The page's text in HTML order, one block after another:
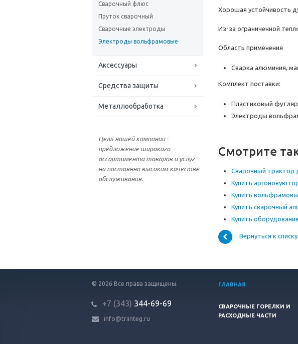
Сварочный флюс
Пруток сварочный
Сварочные электроды
Электроды вольфрамовые
Аксессуары
Средства защиты
Металлообработка
Цель нашей компании -
предложение широкого
ассортимента товаров и услуг
на постоянно высоком качестве
обслуживания.
Хорошая устойчивость
Из-за ограниченной
Область применения
Сварка алюминия,
Комплект поставки:
Пластиковый
Электроды
Смотрите
Сварочный трактор
Купить аргоновую
Купить
Купить сварочный
Купить
Вернуться к списку
© 2026 Все права защищены.
+7 (343) 344-69-69
info@triinteg.ru
ГЛАВНАЯ
СВАРОЧНЫЕ ГОРЕЛКИ И
РАСХОДНЫЕ ЧАСТИ